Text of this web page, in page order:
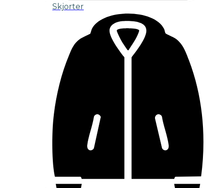
Skjorter